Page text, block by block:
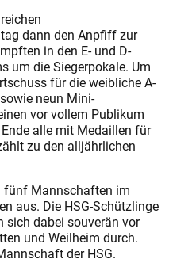
dann den Anpfiff zur
in den E- und D-
um die Siegerpokale. Um
für die weibliche A-
neun Mini-
vor vollem Publikum
alle mit Medaillen für
zu den alljährlichen
fünf Mannschaften im
aus. Die HSG-Schützlinge
sich dabei souverän vor
und Weilheim durch.
der HSG.